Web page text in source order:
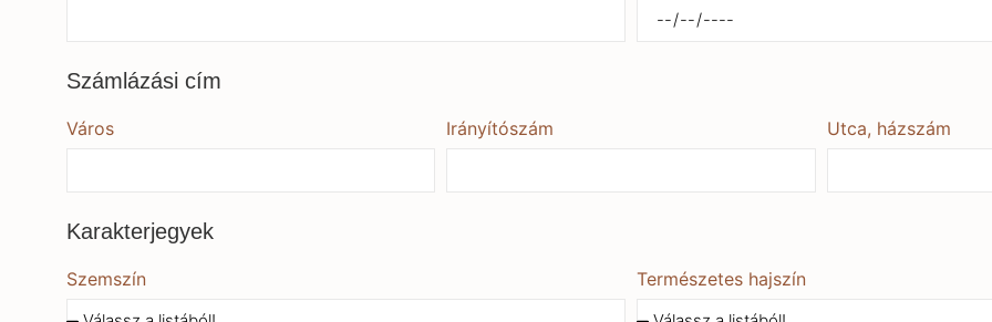
Számlázási cím
Város Irányítószám Utca, házszám
Karakterjegyek
Szemszín Természetes hajszín